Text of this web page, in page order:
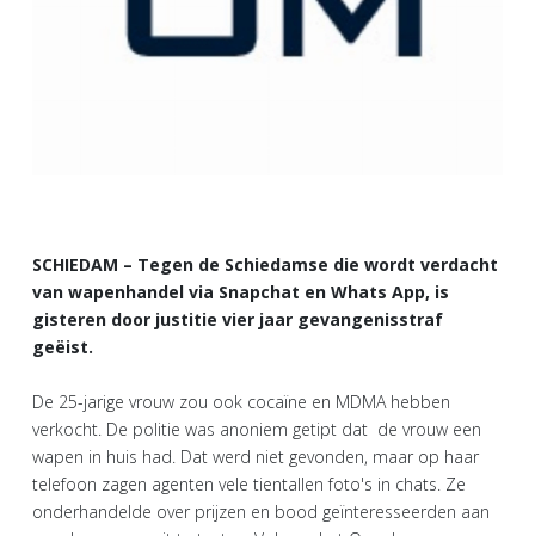
SCHIEDAM – Tegen de Schiedamse die wordt verdacht
van wapenhandel via Snapchat en Whats App, is
gisteren door justitie vier jaar gevangenisstraf
geëist.
De 25-jarige vrouw zou ook cocaïne en MDMA hebben
verkocht. De politie was anoniem getipt dat de vrouw een
wapen in huis had. Dat werd niet gevonden, maar op haar
telefoon zagen agenten vele tientallen foto's in chats. Ze
onderhandelde over prijzen en bood geïnteresseerden aan